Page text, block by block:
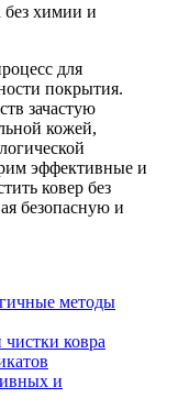
без химии и
для
покрытия.
зачастую
кожей,
эффективные и
ковер без
безопасную и
методы
ковра
и